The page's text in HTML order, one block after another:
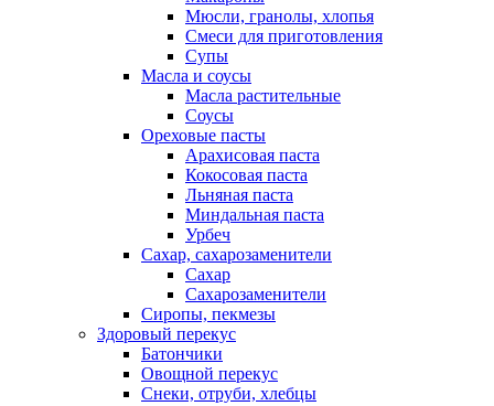
Мюсли, гранолы, хлопья
Смеси для приготовления
Супы
Масла и соусы
Масла растительные
Соусы
Ореховые пасты
Арахисовая паста
Кокосовая паста
Льняная паста
Миндальная паста
Урбеч
Сахар, сахарозаменители
Сахар
Сахарозаменители
Сиропы, пекмезы
Здоровый перекус
Батончики
Овощной перекус
Снеки, отруби, хлебцы